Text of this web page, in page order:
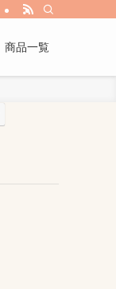
商品一覧